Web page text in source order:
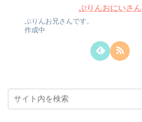
ぷりんおにいさん
ぷりんお兄さんです。
作成中